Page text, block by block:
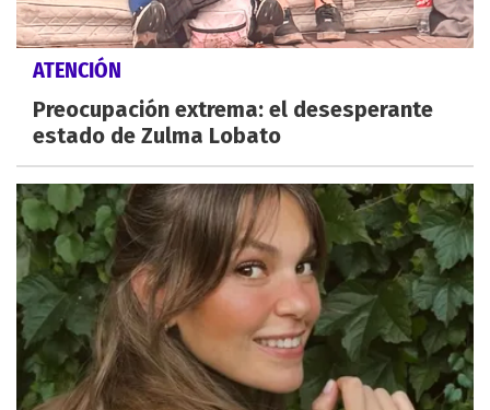
ATENCIÓN
Preocupación extrema: el desesperante
estado de Zulma Lobato